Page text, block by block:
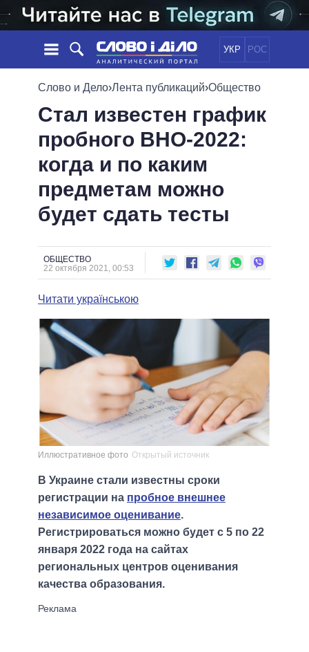
УКР РОС
НОВОСТИ
ЛЕНТА
СОБЫТИЯ
СТАТЬИ
МНЕНИЯ
ОБЗОРЫ
ДАЙДЖЕСТЫ
ПОЛИТИКА
ЭКОНОМИКА
ОБЩЕСТВО
ОБЕЩАНИЯ
ПОЛИТИКИ
ВСЕ ПОЛИТИКИ
ПРЕЗИДЕНТ И ОФИС
ВЕРХОВНАЯ РАДА
ГЛАВЫ ОБЛАДМИНИСТРАЦИЙ
МЭРЫ
ВСЕ ПЕРСОНЫ
ВИДЕО
СРАВНЕНИЕ ПОЛИТИКОВ
Слово и Дело›Лента публикаций›Общество
Стал известен график
пробного ВНО-2022:
когда и по каким
предметам можно
будет сдать тесты
ОБЩЕСТВО
22 октября 2021, 00:53
Читати українською
Иллюстративное фото Открытый источник
В Украине стали известны сроки
регистрации на пробное внешнее
независимое оценивание.
Регистрироваться можно будет с 5 по 22
января 2022 года на сайтах
региональных центров оценивания
качества образования.